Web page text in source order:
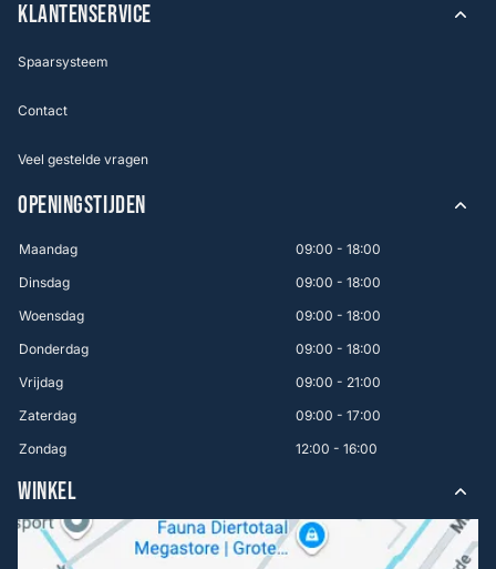
KLANTENSERVICE
Spaarsysteem
Contact
Veel gestelde vragen
OPENINGSTIJDEN
Maandag
09:00 - 18:00
Dinsdag
09:00 - 18:00
Woensdag
09:00 - 18:00
Donderdag
09:00 - 18:00
Vrijdag
09:00 - 21:00
Zaterdag
09:00 - 17:00
Zondag
12:00 - 16:00
WINKEL